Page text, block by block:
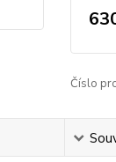
Číslo